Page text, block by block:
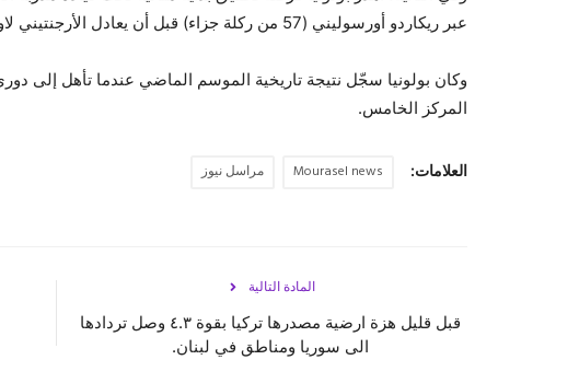
عبر ريكاردو أورسوليني (57 من ركلة جزاء) قبل أن يعادل الأرجنتيني لاوتارو جيانيتي النتيجة (68).
وكان بولونيا سجّل نتيجة تاريخية الموسم الماضي عندما تأهل إلى
المركز الخامس.
العلامات: Mourasel news مراسل نيوز
المادة التالية
قبل قليل هزة ارضية مصدرها تركيا بقوة ٤.٣ وصل تردادها
الى سوريا ومناطق في لبنان.